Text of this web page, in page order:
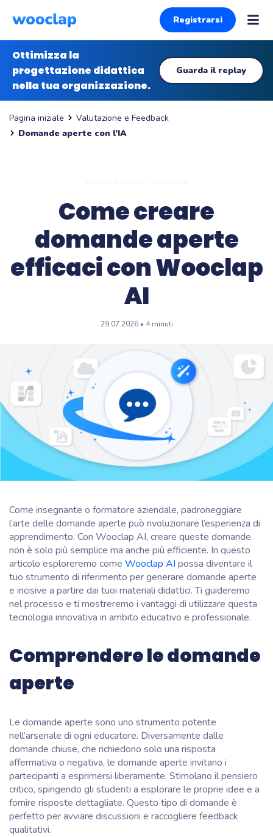
Registrarsi
Ottimizza la
progettazione didattica
nella tua organizzazione.
Guarda il replay
Pagina iniziale
Valutazione e Feedback
Domande aperte con l’IA
VALUTAZIONE E FEEDBACK
Come creare
domande aperte
efficaci con Wooclap
AI
29.07.2026 • 4 minuti
Come insegnante o formatore aziendale, padroneggiare
l’arte delle domande aperte può rivoluzionare l’esperienza di
apprendimento. Con Wooclap AI, creare queste domande
non è solo più semplice ma anche più efficiente. In questo
articolo esploreremo come Wooclap AI possa diventare il
tuo strumento di riferimento per generare domande aperte
e incisive a partire dai tuoi materiali didattici. Ti guideremo
nel processo e ti mostreremo i vantaggi di utilizzare questa
tecnologia innovativa in ambito educativo e professionale.
Comprendere le domande
aperte
Le domande aperte sono uno strumento potente
nell’arsenale di ogni educatore. Diversamente dalle
domande chiuse, che richiedono solo una risposta
affermativa o negativa, le domande aperte invitano i
partecipanti a esprimersi liberamente. Stimolano il pensiero
critico, spingendo gli studenti a esplorare le proprie idee e a
fornire risposte dettagliate. Questo tipo di domande è
perfetto per avviare discussioni e raccogliere feedback
qualitativi.